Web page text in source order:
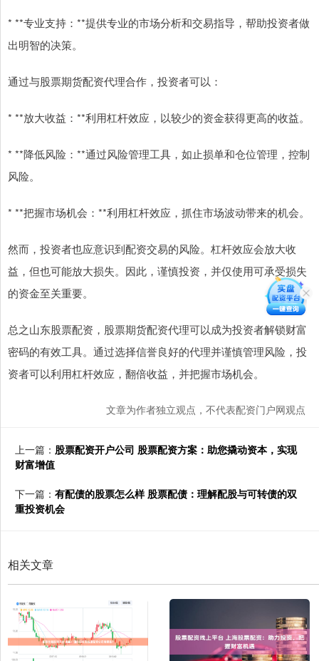
* **专业支持：**提供专业的市场分析和交易指导，帮助投资者做
出明智的决策。
通过与股票期货配资代理合作，投资者可以：
* **放大收益：**利用杠杆效应，以较少的资金获得更高的收益。
* **降低风险：**通过风险管理工具，如止损单和仓位管理，控制
风险。
* **把握市场机会：**利用杠杆效应，抓住市场波动带来的机会。
然而，投资者也应意识到配资交易的风险。杠杆效应会放大收
益，但也可能放大损失。因此，谨慎投资，并仅使用可承受损失
的资金至关重要。
总之山东股票配资，股票期货配资代理可以成为投资者解锁财富
密码的有效工具。通过选择信誉良好的代理并谨慎管理风险，投
资者可以利用杠杆效应，翻倍收益，并把握市场机会。
文章为作者独立观点，不代表配资门户网观点
上一篇： 股票配资开户公司 股票配资方案：助您撬动资本，实现
财富增值
下一篇： 有配债的股票怎么样 股票配债：理解配股与可转债的双
重投资机会
相关文章